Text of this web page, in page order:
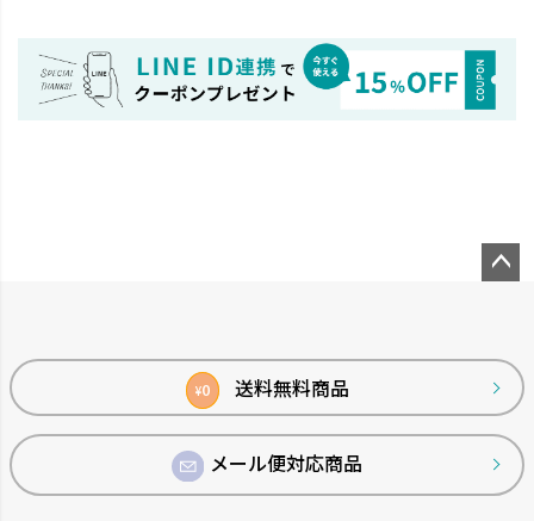
¥0 送料無料商品
メール便対応商品
ップ
へ